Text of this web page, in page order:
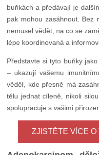
buňkách a předávají je
pak mohou zasáhnout. Bez
nemusel vědět, na co se
lépe koordinovaná a
Představte si tyto buňky
– ukazují vašemu
věděl, kde přesně má
tělu jednat cíleně, nikoli
spolupracuje s vašimi
ZJISTĚTE VÍCE O